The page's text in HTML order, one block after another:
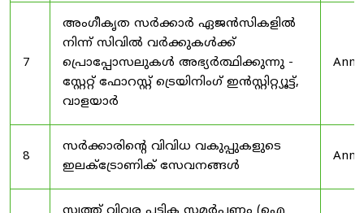
7
അംഗീകൃത സർക്കാർ ഏജൻസികളിൽ
നിന്ന് സിവിൽ വർക്കുകൾക്ക്
പ്രൊപ്പോസലുകൾ അഭ്യർത്ഥിക്കുന്നു -
സ്റ്റേറ്റ് ഫോറസ്റ്റ് ട്രെയിനിംഗ് ഇൻസ്റ്റിറ്റ്യൂട്ട്,
വാളയാർ
8
സർക്കാരിന്റെ വിവിധ വകുപ്പുകളുടെ
ഇലക്ട്രോണിക് സേവനങ്ങൾ